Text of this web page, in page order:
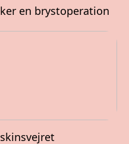
en brystoperation